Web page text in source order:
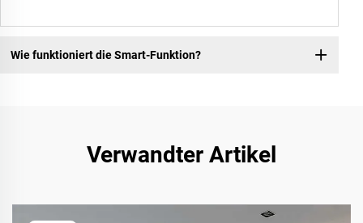
Wie funktioniert die Smart-Funktion?
Verwandter Artikel